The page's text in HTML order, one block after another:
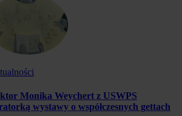
Monika Weychert z USWPS
wystawy o współczesnych gettach